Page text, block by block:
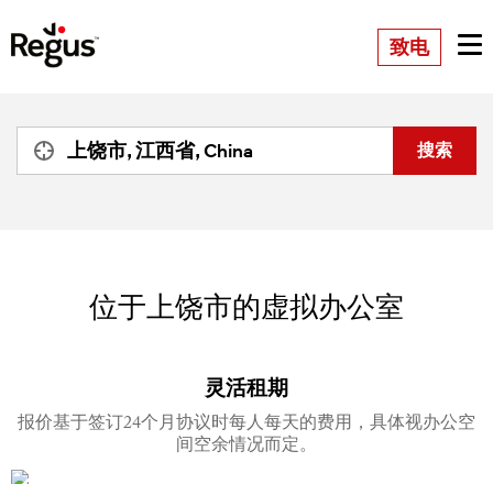
致电
位于上饶市的虚拟办公室
灵活租期
报价基于签订24个月协议时每人每天的费用，具体视办公空
间空余情况而定。